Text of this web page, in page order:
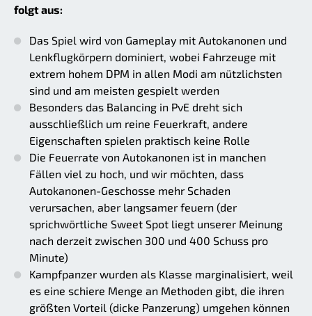
folgt aus:
Das Spiel wird von Gameplay mit Autokanonen und
Lenkflugkörpern dominiert, wobei Fahrzeuge mit
extrem hohem DPM in allen Modi am nützlichsten
sind und am meisten gespielt werden
Besonders das Balancing in PvE dreht sich
ausschließlich um reine Feuerkraft, andere
Eigenschaften spielen praktisch keine Rolle
Die Feuerrate von Autokanonen ist in manchen
Fällen viel zu hoch, und wir möchten, dass
Autokanonen-Geschosse mehr Schaden
verursachen, aber langsamer feuern (der
sprichwörtliche Sweet Spot liegt unserer Meinung
nach derzeit zwischen 300 und 400 Schuss pro
Minute)
Kampfpanzer wurden als Klasse marginalisiert, weil
es eine schiere Menge an Methoden gibt, die ihren
größten Vorteil (dicke Panzerung) umgehen können